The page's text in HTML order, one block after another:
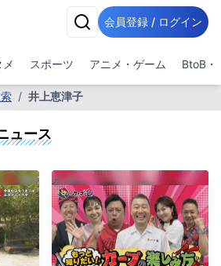
会員登録 / ログイン
メ スポーツ アニメ・ゲーム BtoB・
/ 井上恵津子
ュース